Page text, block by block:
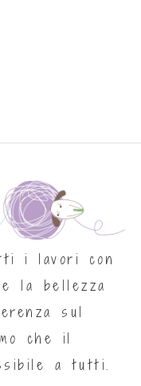
i lavori con
la bellezza
sul
che il
a tutti.